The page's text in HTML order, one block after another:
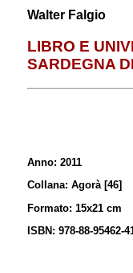
Walter Falgio
LIBRO E
SARDEGNA
Anno: 2011
Collana: Agorà [46]
Formato: 15x21 cm
ISBN: 978-88-95462-